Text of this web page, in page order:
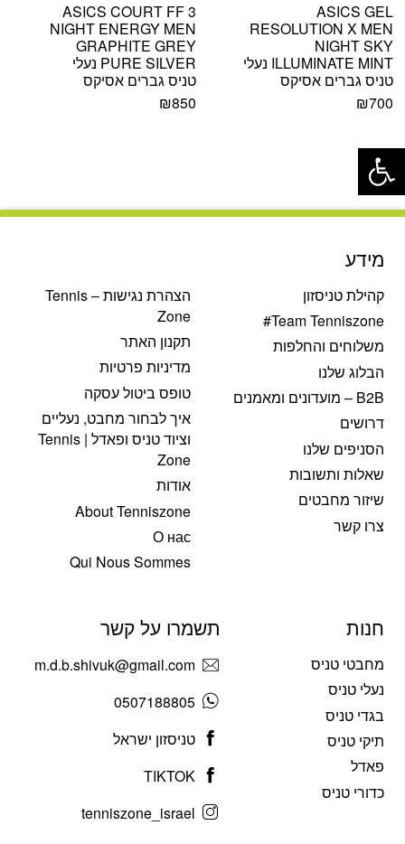
ASICS GEL
RESOLUTION X MEN
NIGHT SKY
ILLUMINATE MINT נעלי
טניס גברים אסיקס
₪700
ASICS COURT FF 3
NIGHT ENERGY MEN
GRAPHITE GREY
PURE SILVER נעלי
טניס גברים אסיקס
₪850
מידע
קהילת טניסזון
Team Tenniszone#
משלוחים והחלפות
הבלוג שלנו
B2B – מועדונים ומאמנים
דרושים
הסניפים שלנו
שאלות ותשובות
שיזור מחבטים
צרו קשר
הצהרת נגישות – Tennis
Zone
תקנון האתר
מדיניות פרטיות
טופס ביטול עסקה
איך לבחור מחבט, נעליים
וציוד טניס ופאדל | Tennis
Zone
אודות
About Tenniszone
О нас
Qui Nous Sommes
חנות
מחבטי טניס
נעלי טניס
בגדי טניס
תיקי טניס
פאדל
כדורי טניס
תשמרו על קשר
m.d.b.shivuk@gmail.com
0507188805
טניסזון ישראל
TIKTOK
tenniszone_israel
פתח סרגל נגישות